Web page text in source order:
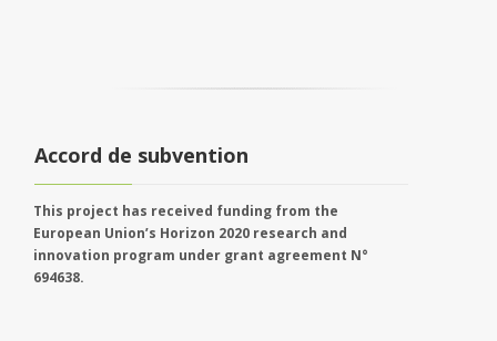
Accord de subvention
This project has received funding from the
European Union’s Horizon 2020 research and
innovation program under grant agreement N°
694638.